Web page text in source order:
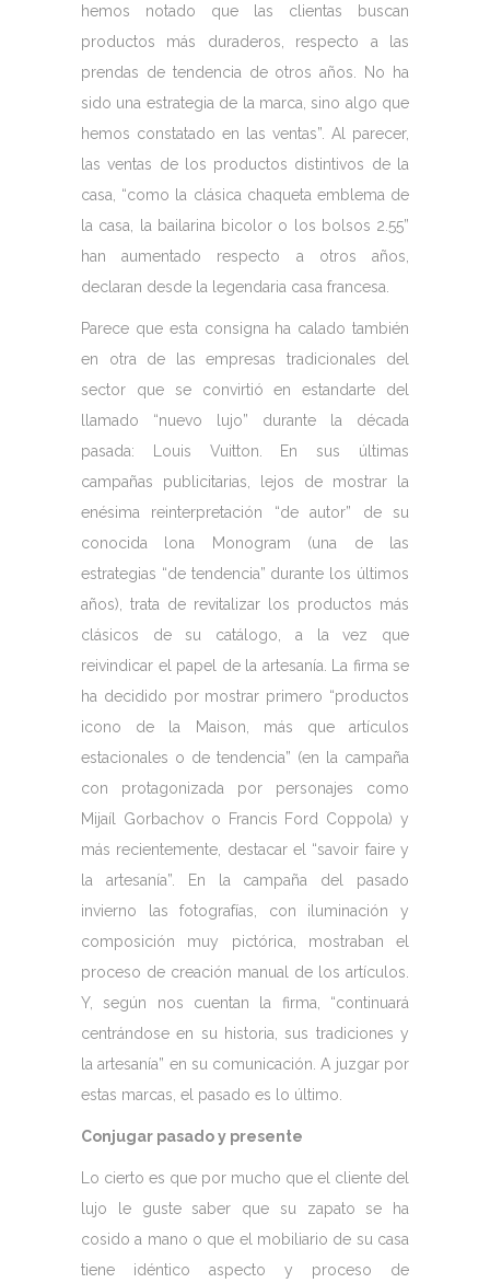
hemos notado que las clientas buscan
productos más duraderos, respecto a las
prendas de tendencia de otros años. No ha
sido una estrategia de la marca, sino algo que
hemos constatado en las ventas”. Al parecer,
las ventas de los productos distintivos de la
casa, “como la clásica chaqueta emblema de
la casa, la bailarina bicolor o los bolsos 2.55”
han aumentado respecto a otros años,
declaran desde la legendaria casa francesa.
Parece que esta consigna ha calado también
en otra de las empresas tradicionales del
sector que se convirtió en estandarte del
llamado “nuevo lujo” durante la década
pasada: Louis Vuitton. En sus últimas
campañas publicitarias, lejos de mostrar la
enésima reinterpretación “de autor” de su
conocida lona Monogram (una de las
estrategias “de tendencia” durante los últimos
años), trata de revitalizar los productos más
clásicos de su catálogo, a la vez que
reivindicar el papel de la artesanía. La firma se
ha decidido por mostrar primero “productos
icono de la Maison, más que artículos
estacionales o de tendencia” (en la campaña
con protagonizada por personajes como
Mijaíl Gorbachov o Francis Ford Coppola) y
más recientemente, destacar el “savoir faire y
la artesanía”. En la campaña del pasado
invierno las fotografías, con iluminación y
composición muy pictórica, mostraban el
proceso de creación manual de los artículos.
Y, según nos cuentan la firma, “continuará
centrándose en su historia, sus tradiciones y
la artesanía” en su comunicación. A juzgar por
estas marcas, el pasado es lo último.
Conjugar pasado y presente
Lo cierto es que por mucho que el cliente del
lujo le guste saber que su zapato se ha
cosido a mano o que el mobiliario de su casa
tiene idéntico aspecto y proceso de